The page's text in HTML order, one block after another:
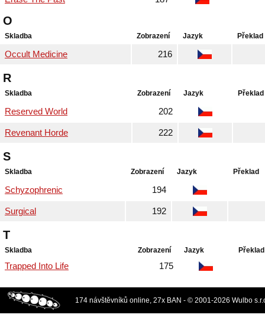
O
Skladba Zobrazení Jazyk Překlad
Occult Medicine 216
R
Skladba Zobrazení Jazyk Překlad
Reserved World 202
Revenant Horde 222
S
Skladba Zobrazení Jazyk Překlad
Schyzophrenic 194
Surgical 192
T
Skladba Zobrazení Jazyk Překlad
Trapped Into Life 175
174 návštěvníků online, 27x BAN - © 2001-2026 Wulbo